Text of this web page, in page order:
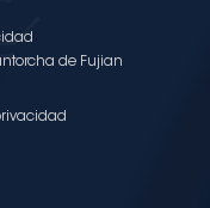
de Fujian